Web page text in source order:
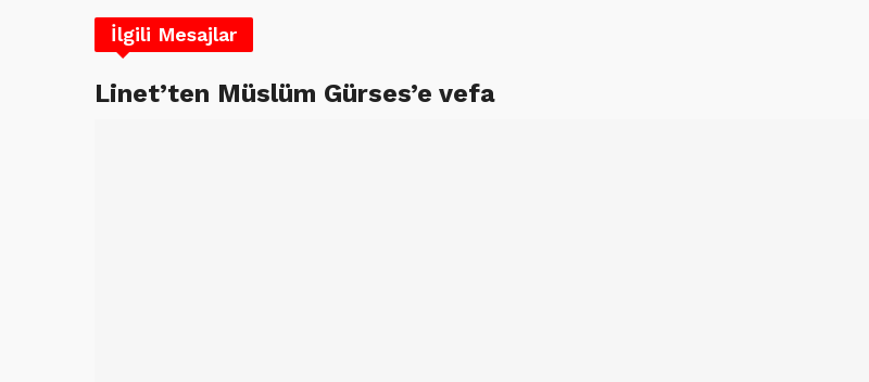
İlgili Mesajlar
Linet’ten Müslüm Gürses’e vefa